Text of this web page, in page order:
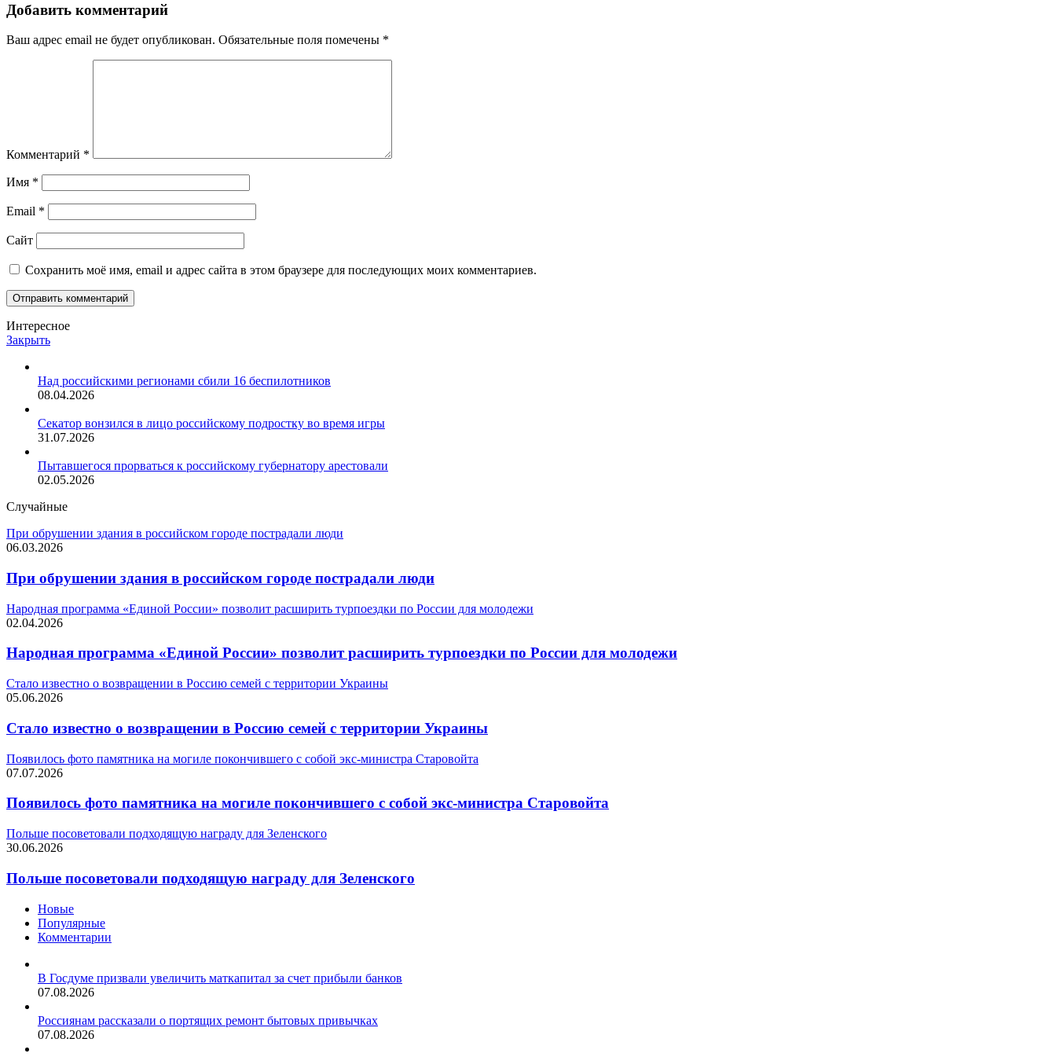
Добавить комментарий
Ваш адрес email не будет опубликован. Обязательные поля помечены *
Комментарий *
Имя *
Email *
Сайт
Сохранить моё имя, email и адрес сайта в этом браузере для последующих моих комментариев.
Интересное
Закрыть
Над российскими регионами сбили 16 беспилотников
08.04.2026
Секатор вонзился в лицо российскому подростку во время игры
31.07.2026
Пытавшегося прорваться к российскому губернатору арестовали
02.05.2026
Случайные
При обрушении здания в российском городе пострадали люди
06.03.2026
При обрушении здания в российском городе пострадали люди
Народная программа «Единой России» позволит расширить турпоездки по России для молодежи
02.04.2026
Народная программа «Единой России» позволит расширить турпоездки по России для молодежи
Стало известно о возвращении в Россию семей с территории Украины
05.06.2026
Стало известно о возвращении в Россию семей с территории Украины
Появилось фото памятника на могиле покончившего с собой экс-министра Старовойта
07.07.2026
Появилось фото памятника на могиле покончившего с собой экс-министра Старовойта
Польше посоветовали подходящую награду для Зеленского
30.06.2026
Польше посоветовали подходящую награду для Зеленского
Новые
Популярные
Комментарии
В Госдуме призвали увеличить маткапитал за счет прибыли банков
07.08.2026
Россиянам рассказали о портящих ремонт бытовых привычках
07.08.2026